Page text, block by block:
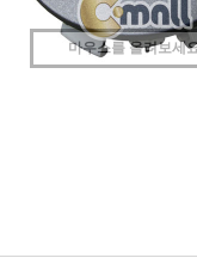
마우스를 올려보세